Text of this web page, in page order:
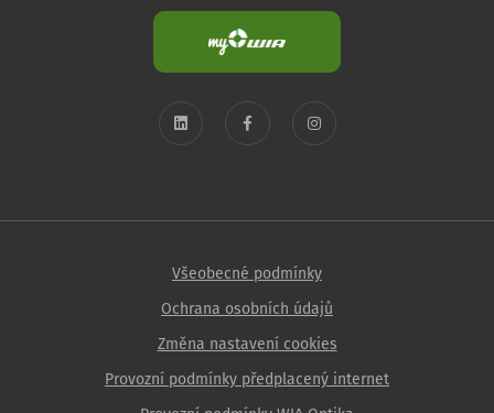
Všeobecné podmínky
Ochrana osobních údajů
Změna nastavení cookies
Provozní podmínky předplacený internet